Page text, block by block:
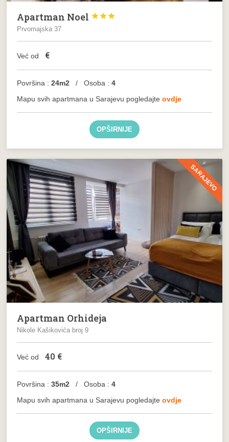
Apartman Noel 


Prvomajska 37
Već od €
Površina : 24m2 / Osoba :4
Mapu svih apartmana u Sarajevu pogledajteovdje
OPŠIRNIJE
SARAJEVO
Apartman Orhideja
Nikole Kašikovića broj 9
Već od 40 €
Površina :35m2 / Osoba :4
Mapu svih apartmana u Sarajevu pogledajteovdje
OPŠIRNIJE